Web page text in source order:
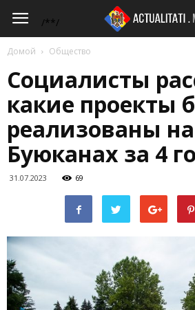
/**/
Actualitati.md
Домой Общество
Социалисты
какие проекты
реализованы на
Буюканах за 4
31.07.2023 69